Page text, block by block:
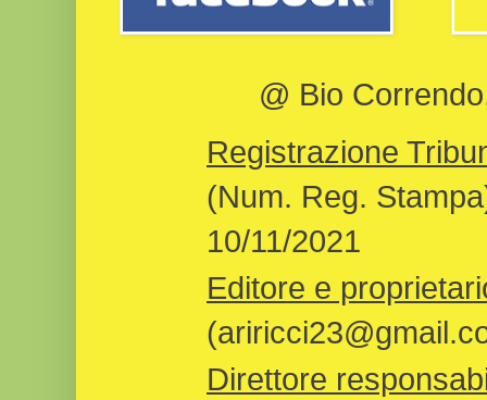
@ Bio
Registrazione
(Num. Reg.
10/11/2021
Editore e
Direttore